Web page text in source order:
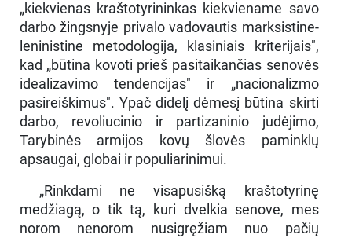
„kiekvienas kraštotyrininkas kiekviename savo
darbo žingsnyje privalo vadovautis marksistine-
leninistine metodologija, klasiniais kriterijais",
kad „būtina kovoti prieš pasitaikančias senovės
idealizavimo tendencijas" ir „nacionalizmo
pasireiškimus". Ypač didelį dėmesį būtina skirti
darbo, revoliucinio ir partizaninio judėjimo,
Tarybinės armijos kovų šlovės paminklų
apsaugai, globai ir populiarinimui.
„Rinkdami ne visapusišką kraštotyrinę
medžiagą, o tik tą, kuri dvelkia senove, mes
norom nenorom nusigręžiam nuo pačių